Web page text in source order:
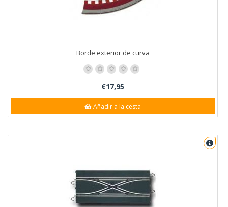
Borde exterior de curva
€17,95
Añadir a la cesta